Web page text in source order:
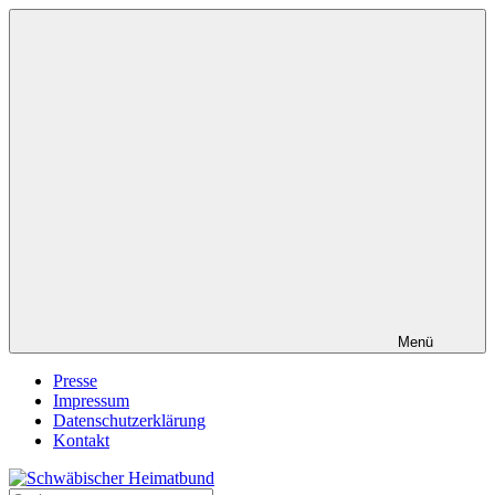
Zum
Menü
Presse
Impressum
Datenschutzerklärung
Kontakt